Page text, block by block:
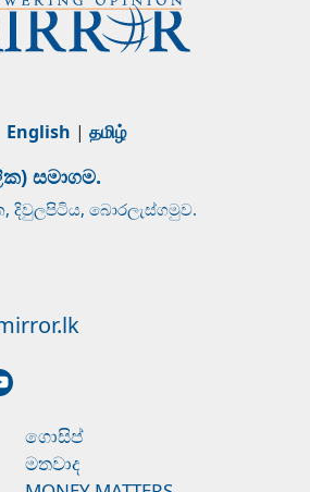
English | தமிழ்
සමාගම.
දිවුලපිටිය, බොරලැස්ගමුව.
ගොසිප්
මතවාද